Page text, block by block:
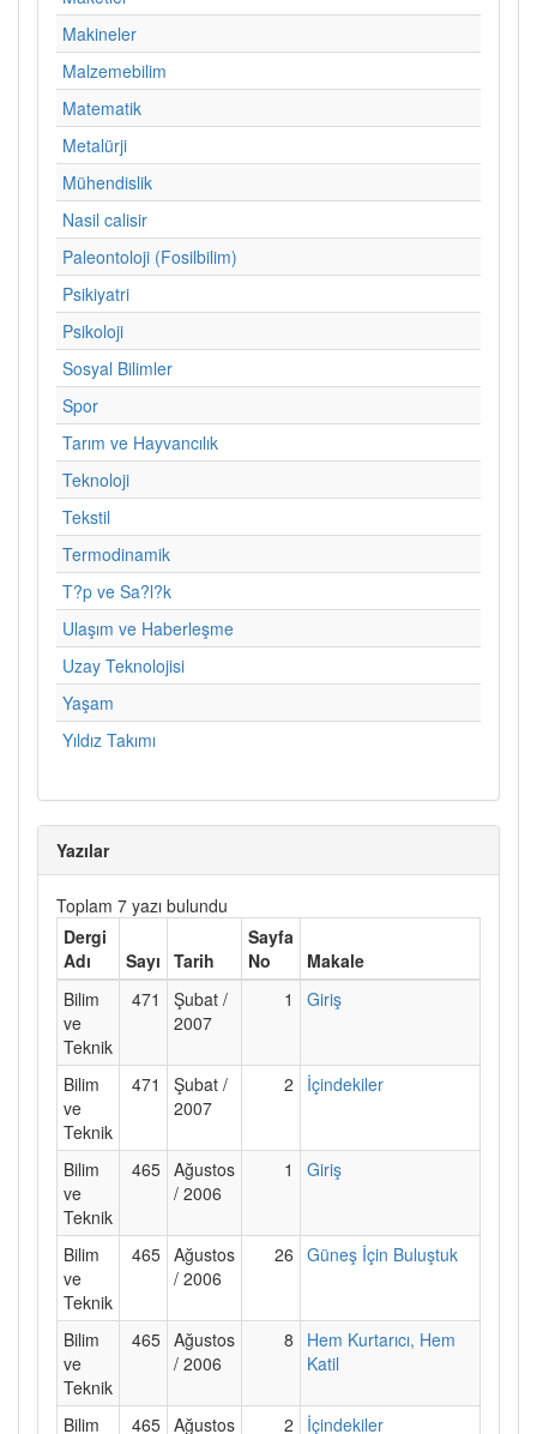
Makineler
Malzemebilim
Matematik
Metalürji
Mühendislik
Nasil calisir
Paleontoloji (Fosilbilim)
Psikiyatri
Psikoloji
Sosyal Bilimler
Spor
Tarım ve Hayvancılık
Teknoloji
Tekstil
Termodinamik
T?p ve Sa?l?k
Ulaşım ve Haberleşme
Uzay Teknolojisi
Yaşam
Yıldız Takımı
Yazılar
Toplam 7 yazı bulundu
Dergi
Adı
Sayı Tarih
Sayfa
No
Makale
Bilim
ve
Teknik
471
Şubat /
2007
1 Giriş
Bilim
ve
Teknik
471
Şubat /
2007
2 İçindekiler
Bilim
ve
Teknik
465 Ağustos
/ 2006
1 Giriş
Bilim
ve
Teknik
465 Ağustos
/ 2006
26 Güneş İçin Buluştuk
Bilim
ve
Teknik
465 Ağustos
/ 2006
8
Hem Kurtarıcı, Hem
Katil
Bilim 465 Ağustos 2 İçindekiler